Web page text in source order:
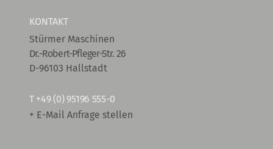
KONTAKT
Stürmer Maschinen
Dr.-Robert-Pfleger-Str. 26
D-96103 Hallstadt
T +49 (0) 95196 555-0
+ E-Mail Anfrage stellen